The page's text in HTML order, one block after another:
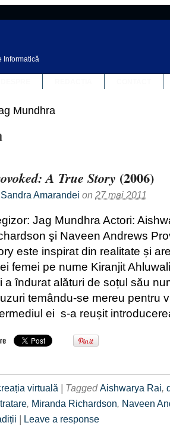
Informatică
Mundhra
A True Story (2006)
Sandra Amarandei on 27 mai 2011
Jag Mundhra Actori:
şi Naveen Andrews
este inspirat din realitate și
femei pe nume Kiranjit
a îndurat alături de soțul său
temându-se mereu pentru
ei s-a reușit
virtuală | TaggedAishwarya Rai,
, Miranda Richardson, Naveen
| Leave a response